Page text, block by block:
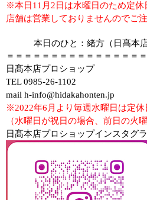
※本日11月2日は水曜日のため定休
店舗は営業しておりませんのでご注
本日のひと：緒方（日髙本
＝＝＝＝＝＝＝＝＝＝＝＝＝＝＝
日髙本店プロショップ
TEL 0985-26-1102
mail h-info@hidakahonten.jp
※2022年6月より毎週水曜日は定休
（水曜日が祝日の場合、前日の火
日髙本店プロショップインスタグ